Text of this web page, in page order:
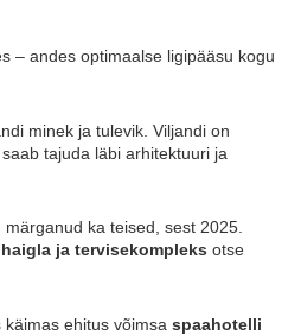
– andes optimaalse ligipääsu kogu
minek ja tulevik. Viljandi on
saab tajuda läbi arhitektuuri ja
ka teised, sest 2025.
ja tervisekompleks otse
ehitus võimsa spaahotelli